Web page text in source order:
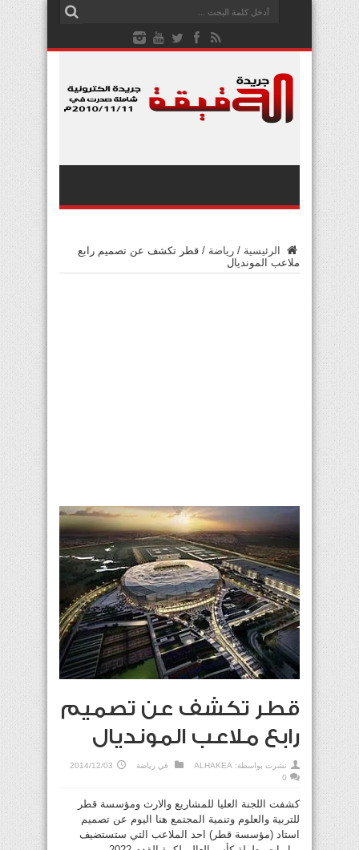
الرئيسية / رياضة / قطر تكشف عن تصميم رابع
ملاعب المونديال
قطر تكشف عن تصميم
رابع ملاعب المونديال
نشرت بواسطة: ALHAKEA في رياضة
2014/12/03
0
كشفت اللجنة العليا للمشاريع والارث ومؤسسة قطر
للتربية والعلوم وتنمية المجتمع هنا اليوم عن تصميم
استاد (مؤسسة قطر) احد الملاعب التي ستستضيف